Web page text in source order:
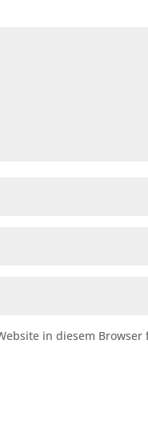
in diesem